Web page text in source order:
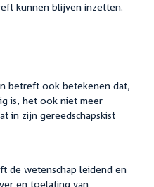
kunnen blijven inzetten.
betreft ook betekenen dat,
is, het ook niet meer
in zijn gereedschapskist
de wetenschap leidend en
en toelating van